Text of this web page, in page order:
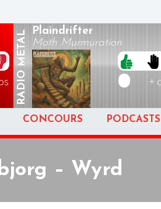
RADIO
METAL Plaindrifter
Moth Murmuration
+
CONCOURS PODCASTS
– Wyrd